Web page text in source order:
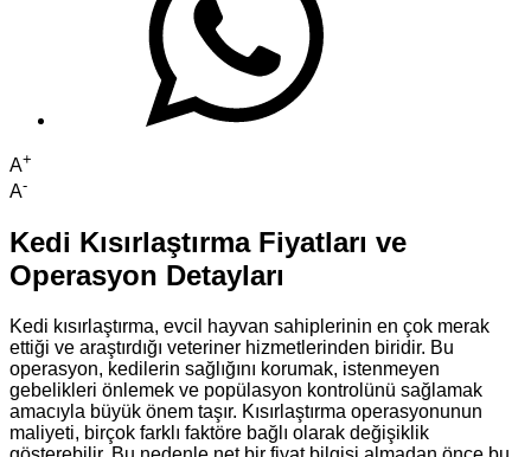
A+
A-
Kedi Kısırlaştırma Fiyatları ve
Operasyon Detayları
Kedi kısırlaştırma, evcil hayvan sahiplerinin en çok merak
ettiği ve araştırdığı veteriner hizmetlerinden biridir. Bu
operasyon, kedilerin sağlığını korumak, istenmeyen
gebelikleri önlemek ve popülasyon kontrolünü sağlamak
amacıyla büyük önem taşır. Kısırlaştırma operasyonunun
maliyeti, birçok farklı faktöre bağlı olarak değişiklik